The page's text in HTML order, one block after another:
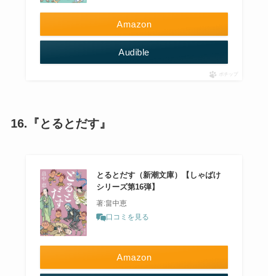
Amazon
Audible
ポチップ
16.『とるとだす』
とるとだす（新潮文庫）【しゃばけ
シリーズ第16弾】
著:畠中恵
口コミを見る
Amazon